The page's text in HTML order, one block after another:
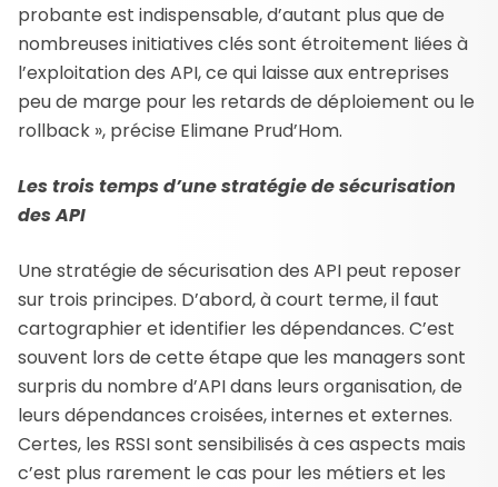
probante est indispensable, d’autant plus que de
nombreuses initiatives clés sont étroitement liées à
l’exploitation des API, ce qui laisse aux entreprises
peu de marge pour les retards de déploiement ou le
rollback », précise Elimane Prud’Hom.
Les trois temps d’une stratégie de sécurisation
des API
Une stratégie de sécurisation des API peut reposer
sur trois principes. D’abord, à court terme, il faut
cartographier et identifier les dépendances. C’est
souvent lors de cette étape que les managers sont
surpris du nombre d’API dans leurs organisation, de
leurs dépendances croisées, internes et externes.
Certes, les RSSI sont sensibilisés à ces aspects mais
c’est plus rarement le cas pour les métiers et les